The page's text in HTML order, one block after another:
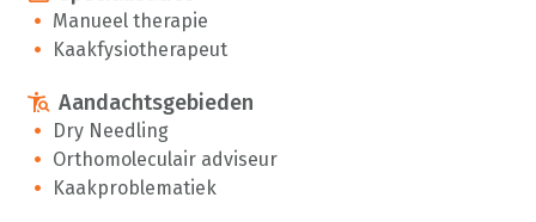
Manueel therapie
Kaakfysiotherapeut
conditions Aandachtsgebieden
Dry Needling
Orthomoleculair adviseur
Kaakproblematiek